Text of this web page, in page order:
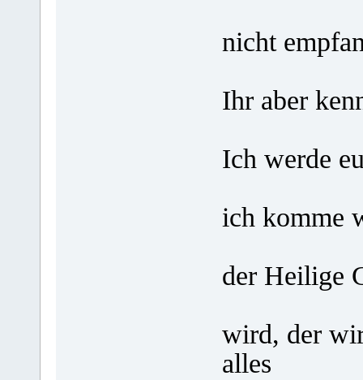
nicht
Ihr aber
Ich werde
ich komme
der Heilige
wird, der
alles